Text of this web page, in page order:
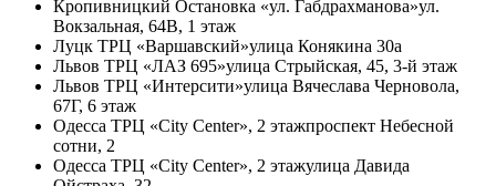
Кропивницкий Остановка «ул. Габдрахманова»ул.
Вокзальная, 64В, 1 этаж
Луцк ТРЦ «Варшавский»улица Конякина 30а
Львов ТРЦ «ЛАЗ 695»улица Стрыйская, 45, 3-й этаж
Львов ТРЦ «Интерсити»улица Вячеслава Черновола,
67Г, 6 этаж
Одесса ТРЦ «City Center», 2 этажпроспект Небесной
сотни, 2
Одесса ТРЦ «City Center», 2 этажулица Давида